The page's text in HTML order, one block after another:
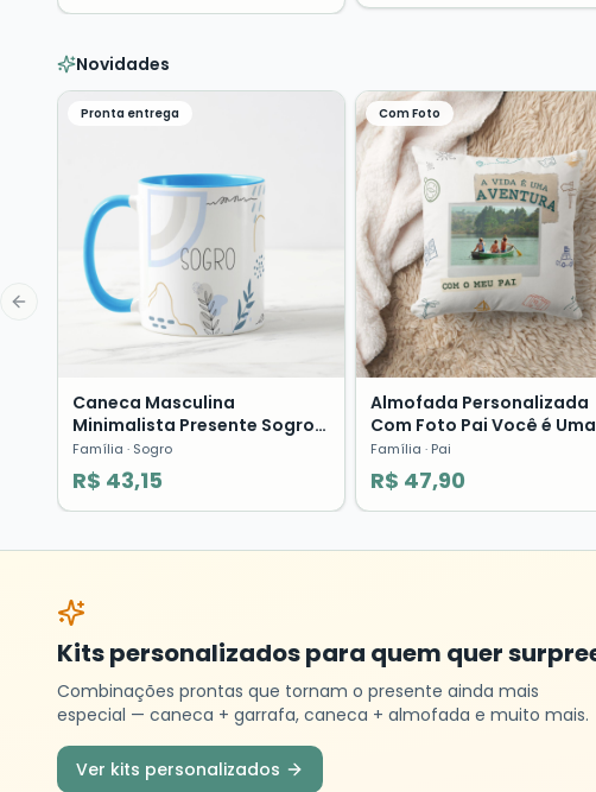
Novidades
Pronta entrega
Caneca Masculina
Minimalista Presente Sogro
Segundo Pai Família Pronta
Entrega
Família · Sogro
R$ 43,15
Com Foto
Almofada Personalizada
Com Foto Pai Você é Uma
Aventura Presente Dia dos
Pais
Família · Pai
R$ 47,90
Previous slide
Kits personalizados para quem quer
Combinações prontas que tornam o presente ainda mais
especial — caneca + garrafa, caneca + almofada e muito mais.
Ver kits personalizados